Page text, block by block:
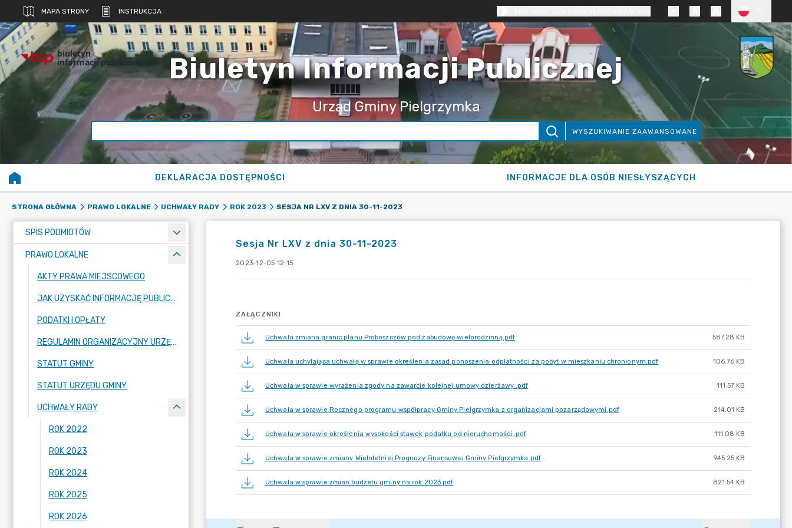
MAPA STRONY INSTRUKCJA
biuletyn
informacji publicznej Biuletyn Informacji Publicznej
Urząd Gminy Pielgrzymka
WYSZUKIWANIE ZAAWANSOWANE
DEKLARACJA DOSTĘPNOŚCI INFORMACJE DLA OSÓB NIESŁYSZĄCYCH
STRONA GŁÓWNA PRAWO LOKALNE UCHWAŁY RADY ROK 2023 SESJA NR LXV Z DNIA 30-11-2023
SPIS PODMIOTÓW
PRAWO LOKALNE
AKTY PRAWA MIEJSCOWEGO
JAK UZYSKAĆ INFORMACJĘ PUBLICZNĄ
PODATKI I OPŁATY
REGULAMIN ORGANIZACYJNY URZĘDU GMINY
STATUT GMINY
STATUT URZĘDU GMINY
UCHWAŁY RADY
ROK 2022
ROK 2023
ROK 2024
ROK 2025
ROK 2026
Sesja Nr LXV z dnia 30-11-2023
2023-12-05 12:15
ZAŁĄCZNIKI
Uchwała zmiana granic planu Proboszczów pod zabudowę wielorodzinną.pdf 587.28 KB
Uchwała uchylająca uchwałę w sprawie określenia zasad ponoszenia odpłatności za pobyt w mieszkaniu chronionym.pdf 106.76 KB
Uchwała w sprawie wyrażenia zgody na zawarcie kolejnej umowy dzierżawy .pdf 111.57 KB
Uchwała w sprawie Rocznego programu współpracy Gminy Pielgrzymka z organizacjami pozarządowymi.pdf 214.01 KB
Uchwała w sprawie określenia wysokości stawek podatku od nieruchomości .pdf 111.08 KB
Uchwała w sprawie zmiany Wieloletniej Prognozy Finansowej Gminy Pielgrzymka.pdf 945.25 KB
Uchwała w sprawie zmian budżetu gminy na rok 2023.pdf 821.54 KB